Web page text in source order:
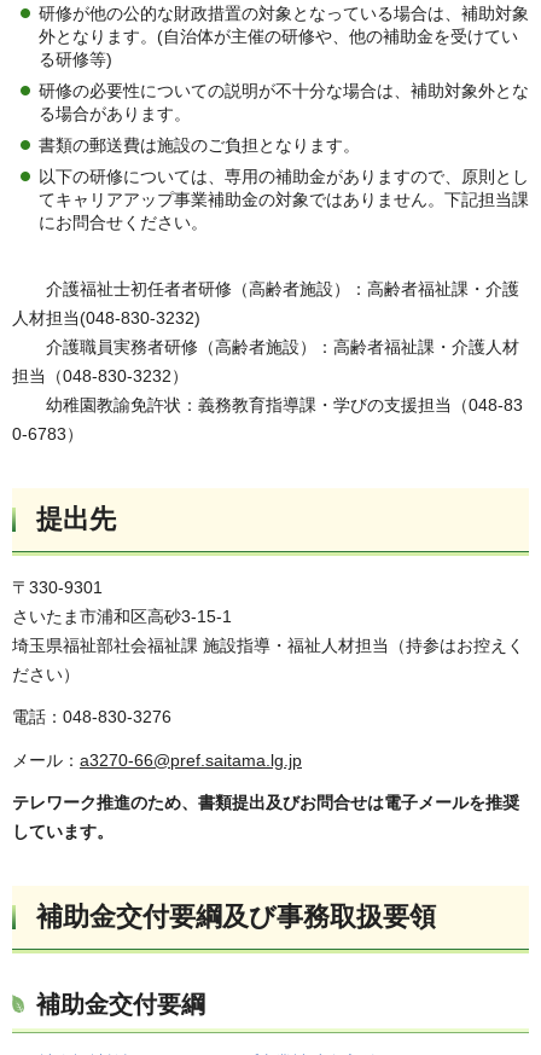
研修が他の公的な財政措置の対象となっている場合は、補助対象
外となります。(自治体が主催の研修や、他の補助金を受けてい
る研修等)
研修の必要性についての説明が不十分な場合は、補助対象外とな
る場合があります。
書類の郵送費は施設のご負担となります。
以下の研修については、専用の補助金がありますので、原則とし
てキャリアアップ事業補助金の対象ではありません。下記担当課
にお問合せください。
介護福祉士初任者者研修（高齢者施設）：高齢者福祉課・介護
人材担当(048-830-3232)
介護職員実務者研修（高齢者施設）：高齢者福祉課・介護人材
担当（048-830-3232）
幼稚園教諭免許状： 義務教育指導課・学びの支援担当（048-83
0-6783）
提出先
〒330-9301
さいたま市浦和区高砂3-15-1
埼玉県福祉部社会福祉課 施設指導・福祉人材担当（持参はお控えく
ださい）
電話：048-830-3276
メール： a3270-66@pref.saitama.lg.jp
テレワーク推進のため、書類提出及びお問合せは電子メールを推奨
しています。
補助金交付要綱及び事務取扱要領
補助金交付要綱